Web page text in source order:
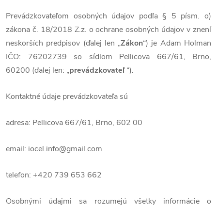
Prevádzkovateľom osobných údajov podľa § 5 písm. o)
zákona č. 18/2018 Z.z. o ochrane osobných údajov v znení
neskorších predpisov (ďalej len „Zákon“) je Adam Holman
IČO: 76202739 so sídlom Pellicova 667/61, Brno,
60200 (ďalej len: „prevádzkovateľ“).
Kontaktné údaje prevádzkovateľa sú
adresa: Pellicova 667/61, Brno, 602 00
email: iocel.info@gmail.com
telefon: +420 739 653 662
Osobnými údajmi sa rozumejú všetky informácie o